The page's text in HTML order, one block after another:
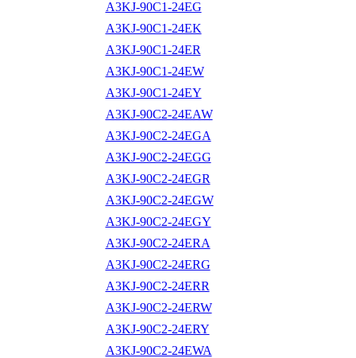
A3KJ-90C1-24EG
A3KJ-90C1-24EK
A3KJ-90C1-24ER
A3KJ-90C1-24EW
A3KJ-90C1-24EY
A3KJ-90C2-24EAW
A3KJ-90C2-24EGA
A3KJ-90C2-24EGG
A3KJ-90C2-24EGR
A3KJ-90C2-24EGW
A3KJ-90C2-24EGY
A3KJ-90C2-24ERA
A3KJ-90C2-24ERG
A3KJ-90C2-24ERR
A3KJ-90C2-24ERW
A3KJ-90C2-24ERY
A3KJ-90C2-24EWA